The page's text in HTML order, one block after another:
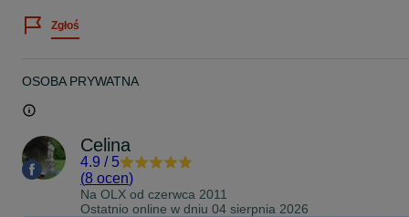
Zgłoś
OSOBA PRYWATNA
Celina
4.9 / 5
(8 ocen)
Na OLX od czerwca 2011
Ostatnio online w dniu 04 sierpnia 2026